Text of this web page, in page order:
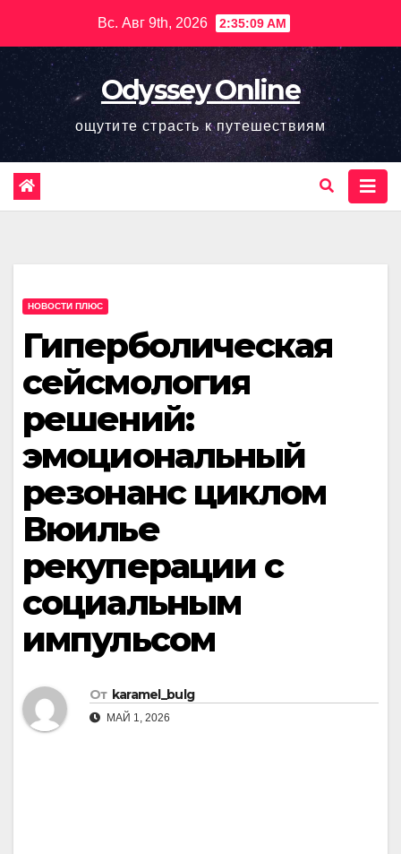
содержимому
Вс. Авг 9th, 2026 2:35:10 AM
Odyssey Online
ощутите страсть к путешествиям
НОВОСТИ ПЛЮС
Гиперболическая
сейсмология
решений:
эмоциональный
резонанс циклом
Вюилье
рекуперации с
социальным
импульсом
От karamel_bulg
МАЙ 1, 2026